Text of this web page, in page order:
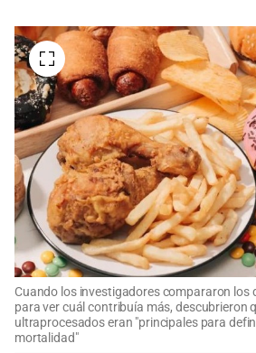
Cuando los investigadores compararon los
para ver cuál contribuía más, descubrieron
ultraprocesados eran "principales para
mortalidad"